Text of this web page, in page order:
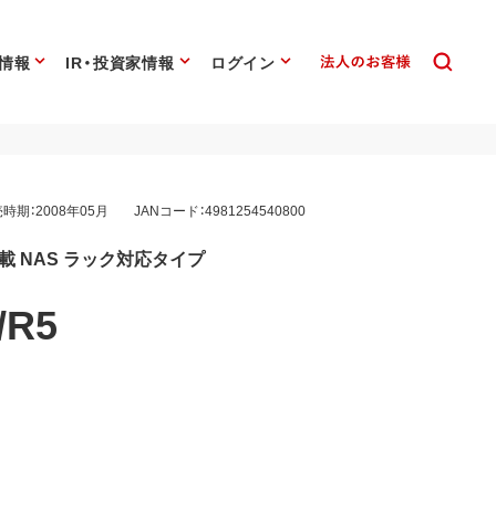
報 IR・投資家情報 ログイン
期：2008年05月 JANコード：4981254540800
NAS ラック対応タイプ